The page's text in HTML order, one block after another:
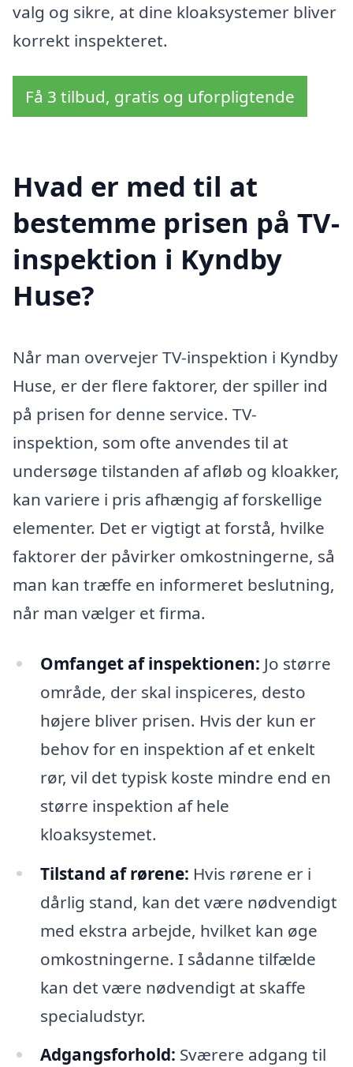
valg og sikre, at dine kloaksystemer bliver
korrekt inspekteret.
Få 3 tilbud, gratis og uforpligtende
Hvad er med til at
bestemme prisen på TV-
inspektion i Kyndby
Huse?
Når man overvejer TV-inspektion i Kyndby
Huse, er der flere faktorer, der spiller ind
på prisen for denne service. TV-
inspektion, som ofte anvendes til at
undersøge tilstanden af ​​afløb og kloakker,
kan variere i pris afhængig af forskellige
elementer. Det er vigtigt at forstå, hvilke
faktorer der påvirker omkostningerne, så
man kan træffe en informeret beslutning,
når man vælger et firma.
Omfanget af inspektionen: Jo større
område, der skal inspiceres, desto
højere bliver prisen. Hvis der kun er
behov for en inspektion af et enkelt
rør, vil det typisk koste mindre end en
større inspektion af hele
kloaksystemet.
Tilstand af rørene: Hvis rørene er i
dårlig stand, kan det være nødvendigt
med ekstra arbejde, hvilket kan øge
omkostningerne. I sådanne tilfælde
kan det være nødvendigt at skaffe
specialudstyr.
Adgangsforhold: Sværere adgang til